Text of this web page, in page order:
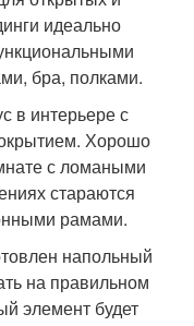
идеально
бра, полками.
в интерьере с
Хорошо
с ломаными
стараются
рамами.
напольный
на правильном
элемент будет